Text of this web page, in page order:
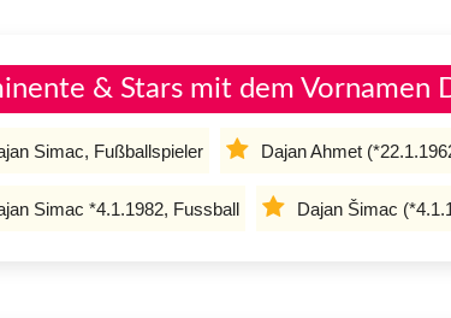
& Stars mit dem Vornamen
Simac, Fußballspieler Dajan Ahmet
Simac *4.1.1982, Fussball Dajan Šimac